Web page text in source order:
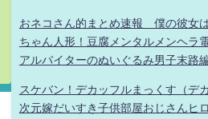
おネコさん的まとめ速報 僕の彼女
ちゃん人形！豆腐メンタルメンヘラ
アルバイターのぬいぐるみ男子末路
スケバン！デカッフルまっくす（デ
次元嫁だいすき子供部屋おじさんヒ